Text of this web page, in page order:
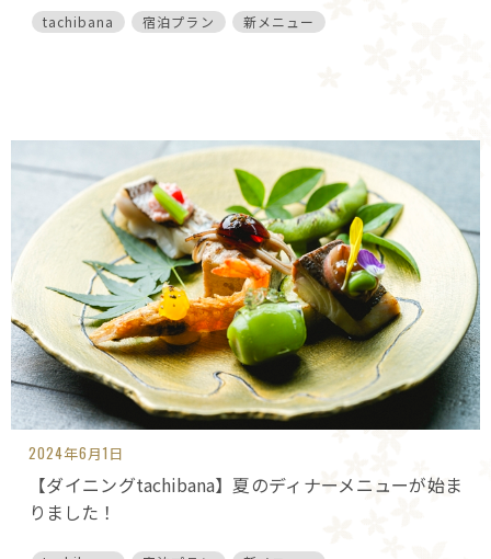
tachibana 宿泊プラン 新メニュー
2024年6月1日
【ダイニングtachibana】夏のディナーメニューが始ま
りました！